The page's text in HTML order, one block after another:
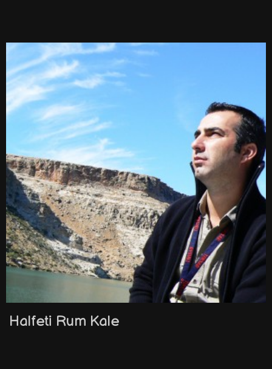
Halfeti Rum Kale